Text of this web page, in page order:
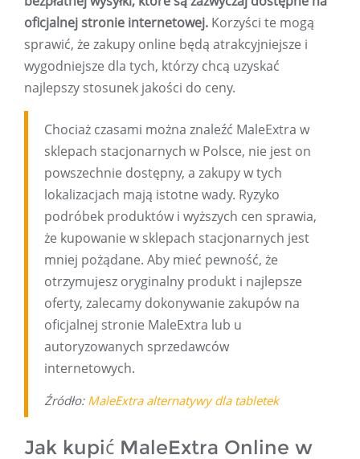
oficjalnej stronie internetowej. Korzyści te mogą
sprawić, że zakupy online będą atrakcyjniejsze i
wygodniejsze dla tych, którzy chcą uzyskać
najlepszy stosunek jakości do ceny.
Chociaż czasami można znaleźć MaleExtra w
sklepach stacjonarnych w Polsce, nie jest on
powszechnie dostępny, a zakupy w tych
lokalizacjach mają istotne wady. Ryzyko
podróbek produktów i wyższych cen sprawia,
że ​​kupowanie w sklepach stacjonarnych jest
mniej pożądane. Aby mieć pewność, że
otrzymujesz oryginalny produkt i najlepsze
oferty, zalecamy dokonywanie zakupów na
oficjalnej stronie MaleExtra lub u
autoryzowanych sprzedawców
internetowych.
Źródło: MaleExtra alternatywy dla tabletek
Jak kupić MaleExtra Online w